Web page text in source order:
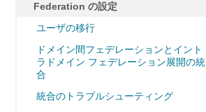
Federation の設定
ユーザの移行
ドメイン間フェデレーションとイント
ラドメイン フェデレーション展開の統
合
統合のトラブルシューティング